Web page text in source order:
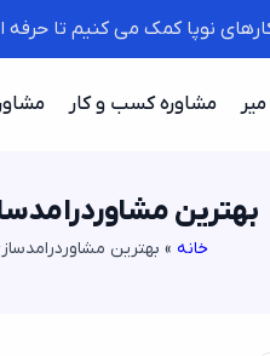
نوپا کمک می کنیم تا حرفه
مشاوره کسب و کار
بهترین
خانه » بهترین